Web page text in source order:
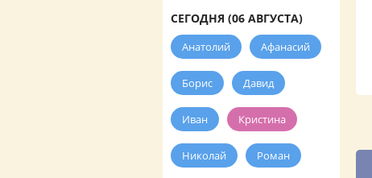
СЕГОДНЯ (06 АВГУСТА)
Анатолий Афанасий
Борис Давид
Иван Кристина
Николай Роман